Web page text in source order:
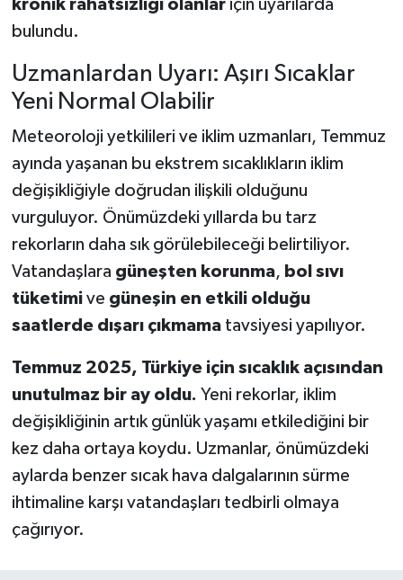
kronik rahatsızlığı olanlariçin uyarılarda
bulundu.
Uzmanlardan Uyarı: Aşırı Sıcaklar
Yeni Normal Olabilir
Meteoroloji yetkilileri ve iklim uzmanları, Temmuz
ayında yaşanan bu ekstrem sıcaklıkların iklim
değişikliğiyle doğrudan ilişkili olduğunu
vurguluyor. Önümüzdeki yıllarda bu tarz
rekorların daha sık görülebileceği belirtiliyor.
Vatandaşlara güneşten korunma, bol sıvı
tüketimive güneşin en etkili olduğu
saatlerde dışarı çıkmamatavsiyesi yapılıyor.
Temmuz 2025, Türkiye için sıcaklık açısından
unutulmaz bir ay oldu. Yeni rekorlar, iklim
değişikliğinin artık günlük yaşamı etkilediğini bir
kez daha ortaya koydu. Uzmanlar, önümüzdeki
aylarda benzer sıcak hava dalgalarının sürme
ihtimaline karşı vatandaşları tedbirli olmaya
çağırıyor.